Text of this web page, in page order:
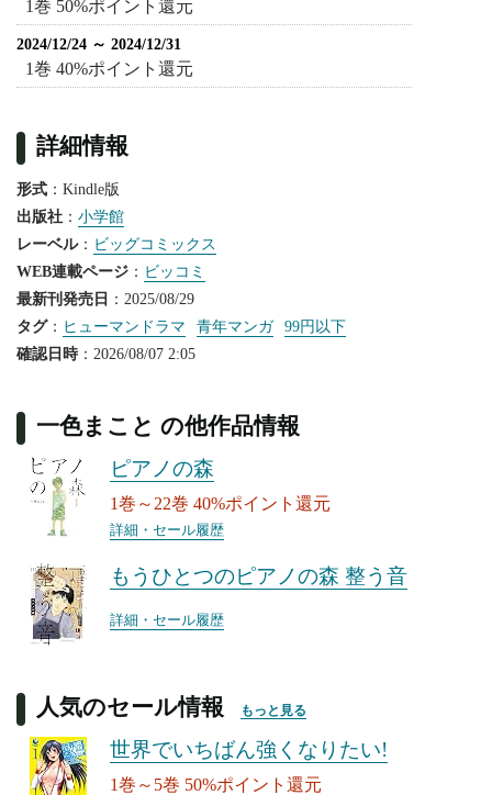
1巻 50%ポイント還元
2024/12/24 ～ 2024/12/31
1巻 40%ポイント還元
詳細情報
形式 ：Kindle版
出版社 ： 小学館
レーベル： ビッグコミックス
WEB連載ページ ： ビッコミ
最新刊発売日 ：2025/08/29
タグ： ヒューマンドラマ 青年マンガ
99円以下
確認日時：2026/08/07 2:05
一色まこと の他作品情報
ピアノの森
1巻～22巻 40%ポイント還元
詳細・セール履歴
もうひとつのピアノの森 整う音
詳細・セール履歴
人気のセール情報 もっと見る
世界でいちばん強くなりたい!
1巻～5巻 50%ポイント還元